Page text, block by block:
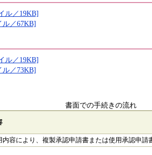
ル／19KB]
ル／67KB]
ル／19KB]
ル／73KB]
書面での手続きの流れ
内容により、複製承認申請書または使用承認申請